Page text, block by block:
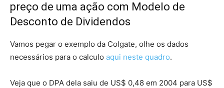
preço de uma ação com Modelo de
Desconto de Dividendos
Vamos pegar o exemplo da Colgate, olhe os dados
necessários para o calculo aqui neste quadro.
Veja que o DPA dela saiu de US$ 0,48 em 2004 para US$